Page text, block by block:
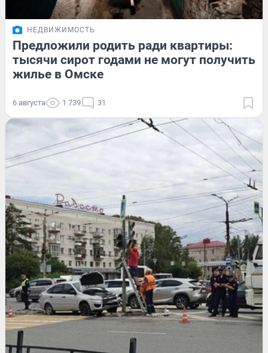
НЕДВИЖИМОСТЬ
Предложили родить ради квартиры:
тысячи сирот годами не могут получить
жилье в Омске
6 августа 1 739 31